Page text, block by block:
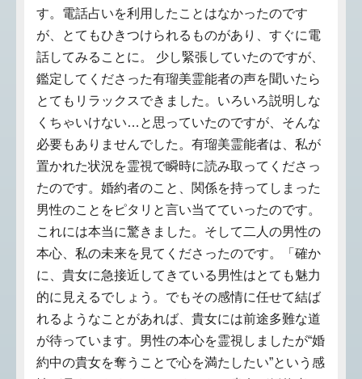
す。電話占いを利用したことはなかったのです
が、とてもひきつけられるものがあり、すぐに電
話してみることに。 少し緊張していたのですが、
鑑定してくださった有瑠美霊能者の声を聞いたら
とてもリラックスできました。いろいろ説明しな
くちゃいけない…と思っていたのですが、そんな
必要もありませんでした。有瑠美霊能者は、私が
置かれた状況を霊視で瞬時に読み取ってくださっ
たのです。婚約者のこと、関係を持ってしまった
男性のことをピタリと言い当てていったのです。
これには本当に驚きました。そして二人の男性の
本心、私の未来を見てくださったのです。「確か
に、貴女に急接近してきている男性はとても魅力
的に見えるでしょう。でもその感情に任せて結ば
れるようなことがあれば、貴女には前途多難な道
が待っています。男性の本心を霊視しましたが“婚
約中の貴女を奪うことで心を満たしたい”という感